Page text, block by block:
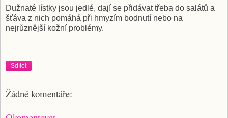
Dužnaté lístky jsou jedlé, dají se přidávat třeba do salátů a
šťáva z nich pomáhá při hmyzím bodnutí nebo na
nejrůznější kožní problémy.
Sdílet
Žádné komentáře: